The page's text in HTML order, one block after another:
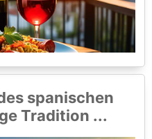
spanischen
Tradition ...